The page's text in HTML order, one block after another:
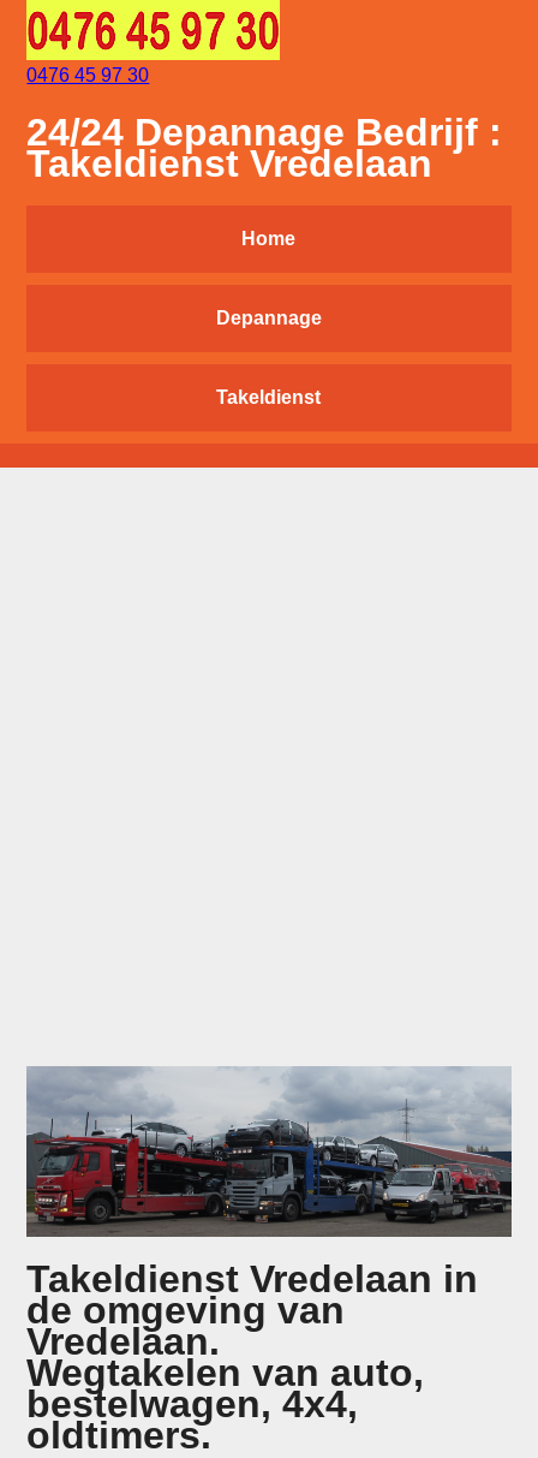
0476 45 97 30
24/24 Depannage Bedrijf :
Takeldienst Vredelaan
Home
Depannage
Takeldienst
Takeldienst Vredelaan in
de omgeving van
Vredelaan.
Wegtakelen van auto,
bestelwagen, 4x4,
oldtimers.